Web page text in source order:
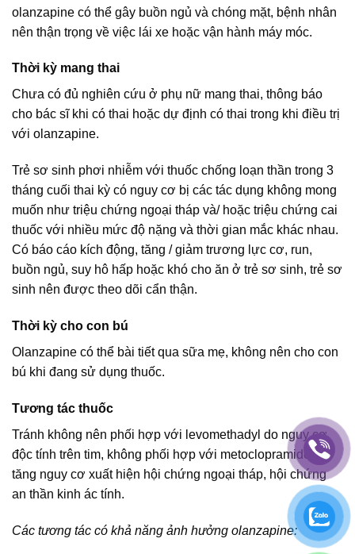
olanzapine có thể gây buồn ngủ và chóng mặt, bệnh nhân
nên thận trọng về việc lái xe hoặc vận hành máy móc.
Thời kỳ mang thai
Chưa có đủ nghiên cứu ở phụ nữ mang thai, thông báo
cho bác sĩ khi có thai hoặc dự định có thai trong khi điều trị
với olanzapine.
Trẻ sơ sinh phơi nhiễm với thuốc chống loạn thần trong 3
tháng cuối thai kỳ có nguy cơ bị các tác dụng không mong
muốn như triệu chứng ngoại tháp và/ hoặc triệu chứng cai
thuốc với nhiều mức độ nặng và thời gian mắc khác nhau.
Có báo cáo kích động, tăng / giảm trương lực cơ, run,
buồn ngủ, suy hô hấp hoặc khó cho ăn ở trẻ sơ sinh, trẻ sơ
sinh nên được theo dõi cẩn thận.
Thời kỳ cho con bú
Olanzapine có thể bài tiết qua sữa mẹ, không nên cho con
bú khi đang sử dụng thuốc.
Tương tác thuốc
Tránh không nên phối hợp với levomethadyl do nguy cơ
độc tính trên tim, không phối hợp với metoclopramide do
tăng nguy cơ xuất hiện hội chứng ngoại tháp, hội chứng
an thần kinh ác tính.
Các tương tác có khả năng ảnh hưởng olanzapine: